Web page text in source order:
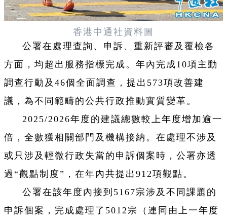
香港中通社資料圖
公署在處理查詢、申訴、重新評審及覆檢各
方面，均超出服務指標完成。年內完成10項主動
調查行動及46個全面調查，提出573項改善建
議，為不同範疇的公共行政推動實質變革。
2025/2026年度的建議總數較上年度增加逾一
倍，全數獲相關部門及機構接納。在處理不涉及
或只涉及輕微行政失當的申訴個案時，公署亦透
過“觀點制度”，在年內共提出912項觀點。
公署在該年度內接到5167宗涉及不同課題的
申訴個案，完成處理了5012宗（連同由上一年度